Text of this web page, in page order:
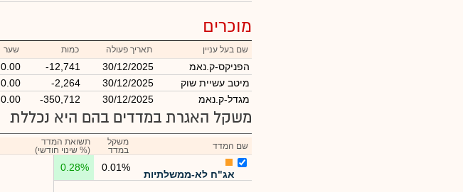
מוכרים
שם בעל עניין תאריך פעולה כמות שער
הפניקס-ק.נאמ 30/12/2025
-12,741
0.00
מיטב עשיית שוק
30/12/2025
-2,264
0.00
מגדל-ק.נאמ
30/12/2025
-350,712
0.00
משקל האגרת במדדים בהם היא נכללת
שם המדד
משקל
במדד
תשואת המדד
(% שינוי חודשי)
אג"ח לא-ממשלתיות
0.01%
0.28%